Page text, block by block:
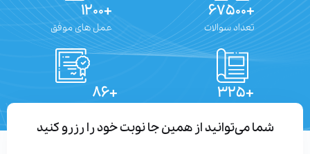
تعداد سوالات عمل های موفق
شما می‌توانید از همین جا نوبت خود را رزرو کنید